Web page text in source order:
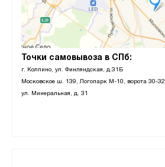
Точки самовывоза в СПб:
г. Колпино, ул. Финляндская, д.31Б
Московское ш. 139, Логопарк М-10, ворота 30-32
ул. Минеральная, д. 31